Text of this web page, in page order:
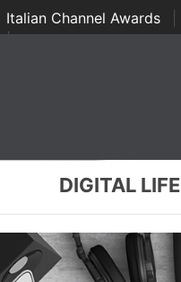
Italian Channel Awards
| ...
DIGITAL LIFE